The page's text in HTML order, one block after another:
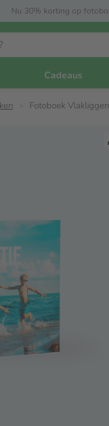
Nu 30% korting op
Cadeaus
Fotoboek